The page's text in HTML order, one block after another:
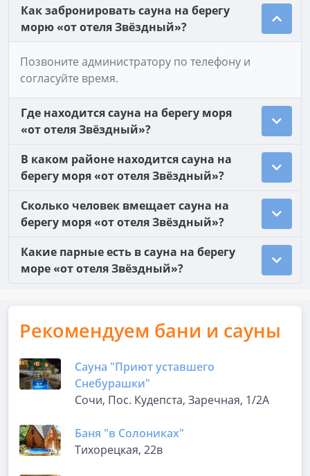
Как забронировать сауна на берегу
морю «от отеля Звёздный»?
Позвоните администратору по телефону и
согласуйте время.
Где находится сауна на берегу моря
«от отеля Звёздный»?
В каком районе находится сауна на
берегу моря «от отеля Звёздный»?
Сколько человек вмещает сауна на
берегу моря «от отеля Звёздный»?
Какие парные есть в сауна на берегу
море «от отеля Звёздный»?
Рекомендуем бани и сауны
Сауна "Приют уставшего
Снебурашки"
Сочи, Пос. Кудепста, Заречная, 1/2А
Баня "в Солониках"
Тихорецкая, 22в